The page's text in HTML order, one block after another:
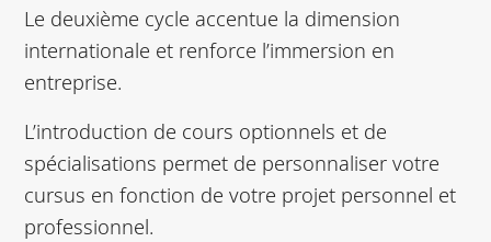
Le deuxième cycle accentue la dimension
internationale et renforce l’immersion en
entreprise.
L’introduction de cours optionnels et de
spécialisations permet de personnaliser votre
cursus en fonction de votre projet personnel et
professionnel.